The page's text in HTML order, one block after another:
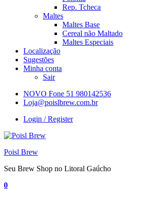
Rep. Tcheca
Maltes
Maltes Base
Cereal não Maltado
Maltes Especiais
Localização
Sugestões
Minha conta
Sair
NOVO Fone 51 980142536
Loja@poislbrew.com.br
Login / Register
Poisl Brew
Seu Brew Shop no Litoral Gaúcho
0